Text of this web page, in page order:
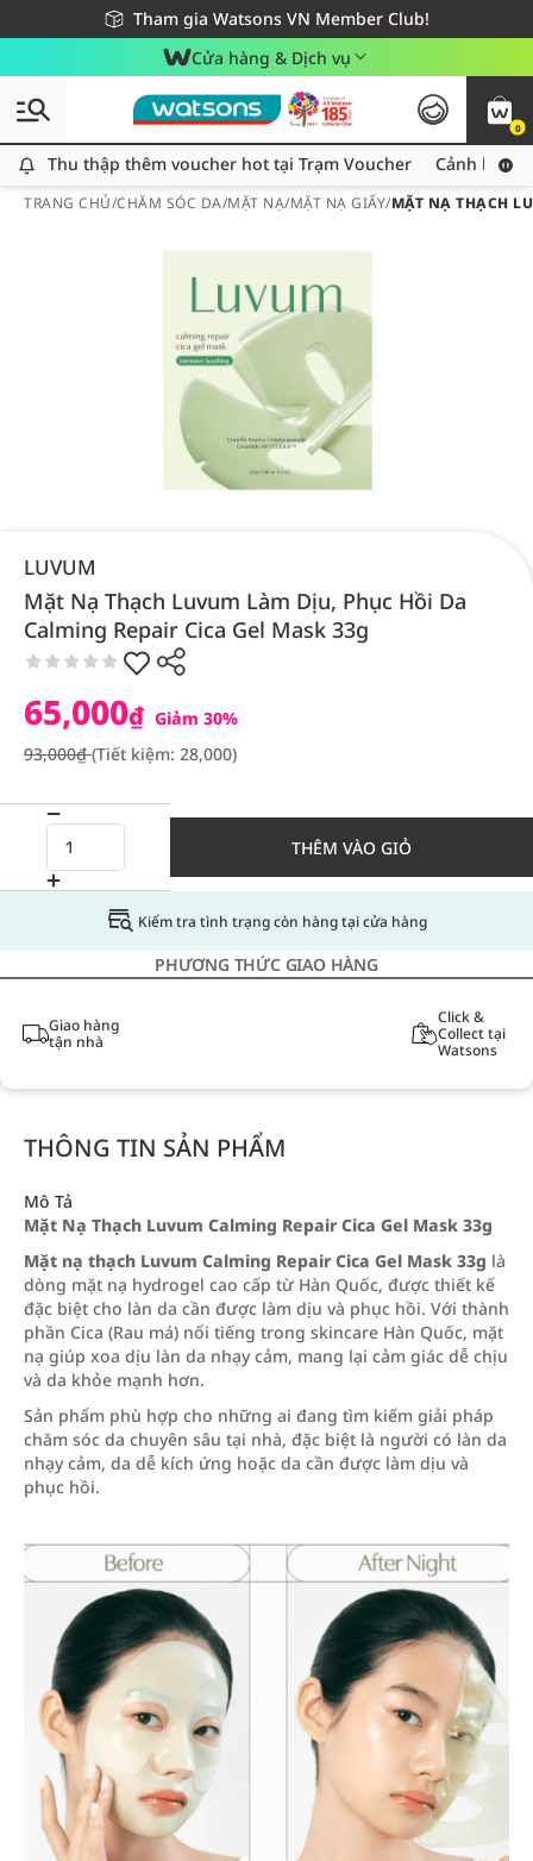
Tham gia Watsons VN Member Club!
Miễn phí giao hàng cho đơn hàng từ 249,000Đ
Giao hàng nhanh 24h - Áp dụng khu vực TP. Hồ Chí Minh
Cửa hàng & Dịch vụ
0
Thu thập thêm voucher hot tại Trạm Voucher
Thu thập thêm voucher hot tại Trạm Voucher Cảnh báo
TRANG CHỦ/CHĂM SÓC DA/MẶT NẠ/MẶT NẠ GIẤY/MẶT NẠ THẠCH
LUVUM
Mặt Nạ Thạch Luvum Làm Dịu, Phục Hồi Da
Calming Repair Cica Gel Mask 33g
65,000₫ Giảm 30%
93,000₫(Tiết kiệm: 28,000)
THÊM VÀO GIỎ
Kiểm tra tình trạng còn hàng tại cửa hàng
PHƯƠNG THỨC GIAO HÀNG
Giao hàng
tận nhà
Click &
Collect tại
Watsons
THÔNG TIN SẢN PHẨM
Mô Tả
Mặt Nạ Thạch Luvum Calming Repair Cica Gel Mask 33g
Mặt nạ thạch Luvum Calming Repair Cica Gel Mask 33g là
dòng mặt nạ hydrogel cao cấp từ Hàn Quốc, được thiết kế
đặc biệt cho làn da cần được làm dịu và phục hồi. Với thành
phần Cica (Rau má) nổi tiếng trong skincare Hàn Quốc, mặt
nạ giúp xoa dịu làn da nhạy cảm, mang lại cảm giác dễ chịu
và da khỏe mạnh hơn.
Sản phẩm phù hợp cho những ai đang tìm kiếm giải pháp
chăm sóc da chuyên sâu tại nhà, đặc biệt là người có làn da
nhạy cảm, da dễ kích ứng hoặc da cần được làm dịu và
phục hồi.